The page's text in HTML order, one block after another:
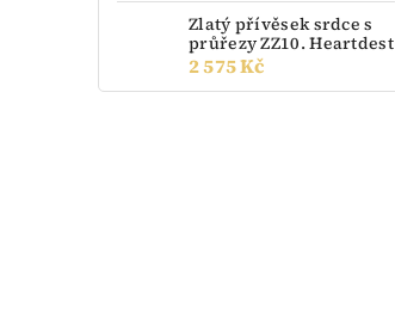
Zlatý přívěsek srdce s
průřezy ZZ10. Heartdest
2 575 Kč